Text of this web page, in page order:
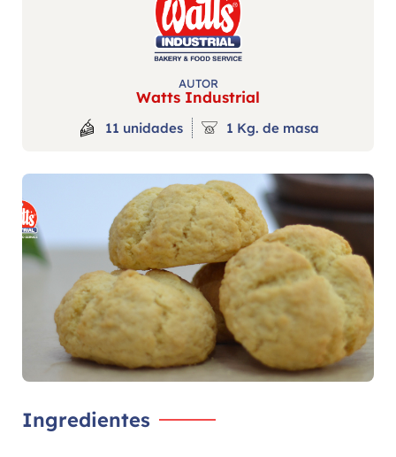
AUTOR
Watts Industrial
11 unidades 1 Kg. de masa
Ingredientes